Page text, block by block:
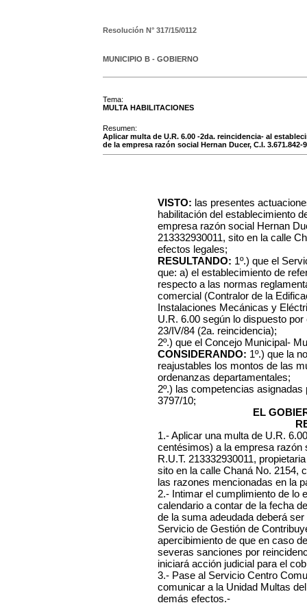
Resolución N° 317/15/0112
MUNICIPIO B - GOBIERNO
Tema:
MULTA HABILITACIONES
Resumen:
Aplicar multa de U.R. 6.00 -2da. reincidencia- al
de la empresa razón social Hernan Ducer, C.I. 3.671.842-
VISTO: las presentes
habilitación del establecimiento
empresa razón social Hernan
213332930011, sito en la calle
efectos legales;
RESULTANDO: 1º.) que el
que: a) el establecimiento de
respecto a las normas
comercial (Contralor de la
Instalaciones Mecánicas y
U.R. 6.00 según lo dispuesto
23/IV/84 (2a. reincidencia);
2º.) que el Concejo Municipal-
CONSIDERANDO: 1º.) que la
reajustables los montos de las
ordenanzas departamentales;
2º.) las competencias
3797/10;
EL
1.- Aplicar una multa de U.R.
centésimos) a la empresa razón
R.U.T. 213332930011,
sito en la calle Chaná No. 2154,
las razones mencionadas en la
2.- Intimar el cumplimiento de lo
calendario a contar de la fecha
de la suma adeudada deberá
Servicio de Gestión de
apercibimiento de que en caso
severas sanciones por
iniciará acción judicial para el
3.- Pase al Servicio Centro
comunicar a la Unidad Multas
demás efectos.-